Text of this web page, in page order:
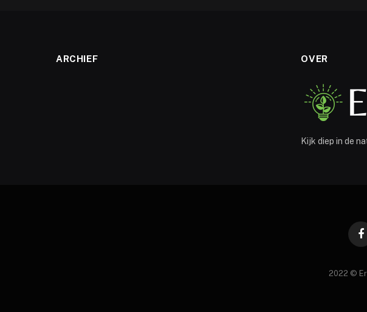
ARCHIEF OVER
Kijk diep in de
2022 ©